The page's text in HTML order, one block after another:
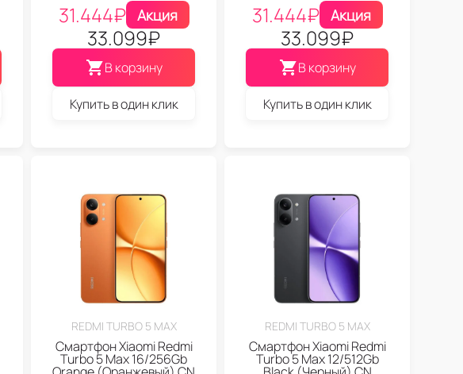
31.444₽ Акция
33.099₽
В корзину
Купить в один клик
31.444₽ Акция
33.099₽
В корзину
Купить в один клик
REDMI TURBO 5 MAX
Смартфон Xiaomi Redmi
Turbo 5 Max 16/256Gb
REDMI TURBO 5 MAX
Смартфон Xiaomi Redmi
Turbo 5 Max 12/512Gb